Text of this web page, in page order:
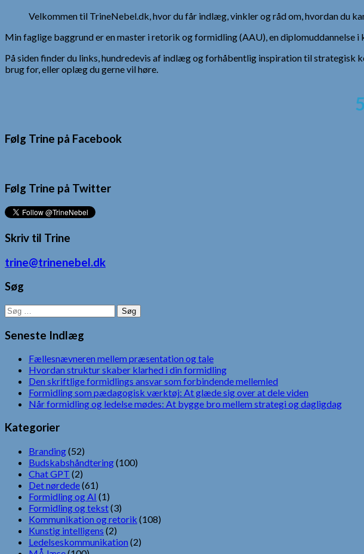
Velkommen til TrineNebel.dk, hvor du får indlæg, vinkler og råd om, hvordan du
Min faglige baggrund er en master i retorik og formidling (AAU), en
På siden finder du links, hundredevis af indlæg og forhåbentlig inspiration til
brug for, eller oplæg du gerne vil høre.
Følg Trine på Facebook
Følg Trine på Twitter
Skriv til Trine
trine@trinenebel.dk
Søg
Søg
efter:
Seneste Indlæg
Fællesnævneren mellem præsentation og tale
Hvordan struktur skaber klarhed i din formidling
Den skriftlige formidlings ansvar som forbindende mellemled
Formidling som pædagogisk værktøj: At glæde sig over at dele viden
Når formidling og ledelse mødes: At bygge bro mellem strategi og dagligdag
Kategorier
Branding(52)
Budskabshåndtering(100)
Chat GPT (2)
Det nørdede(61)
Formidling og AI (1)
Formidling og tekst(3)
Kommunikation og retorik (108)
Kunstig intelligens (2)
Ledelseskommunikation (2)